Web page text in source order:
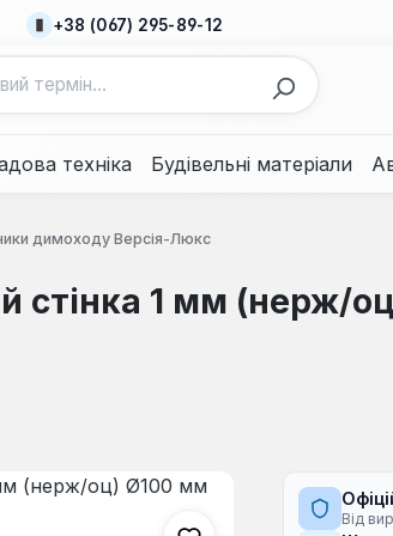
+38 (067) 295-89-12
техніка Будівельні матеріали
димоходу Версія-Люкс
стінка 1 мм (нерж/
Від